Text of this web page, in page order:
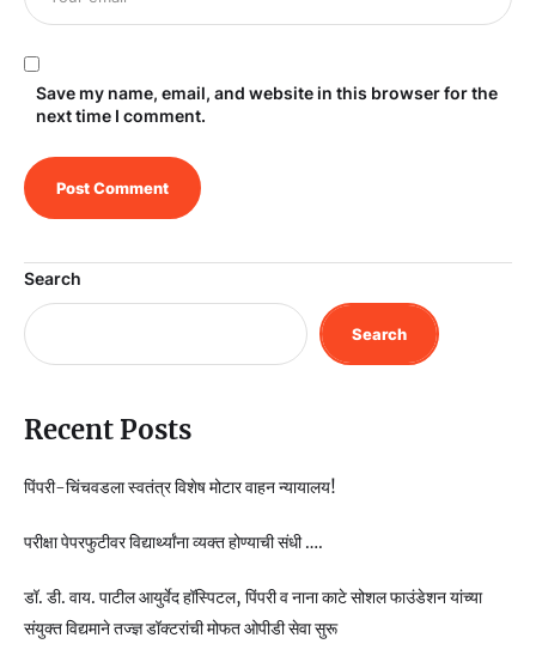
Save my name, email, and website in this browser for the
next time I comment.
Search
Search
Recent Posts
पिंपरी-चिंचवडला स्वतंत्र विशेष मोटार वाहन न्यायालय!
परीक्षा पेपरफुटीवर विद्यार्थ्यांना व्यक्त होण्याची संधी ….
डॉ. डी. वाय. पाटील आयुर्वेद हॉस्पिटल, पिंपरी व नाना काटे सोशल फाउंडेशन यांच्या
संयुक्त विद्यमाने तज्ज्ञ डॉक्टरांची मोफत ओपीडी सेवा सुरू